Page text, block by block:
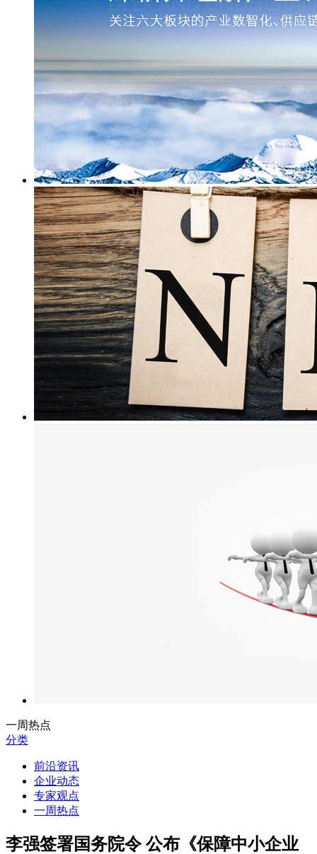
一周热点
分类
前沿资讯
企业动态
专家观点
一周热点
李强签署国务院令 公布《保障中小企业